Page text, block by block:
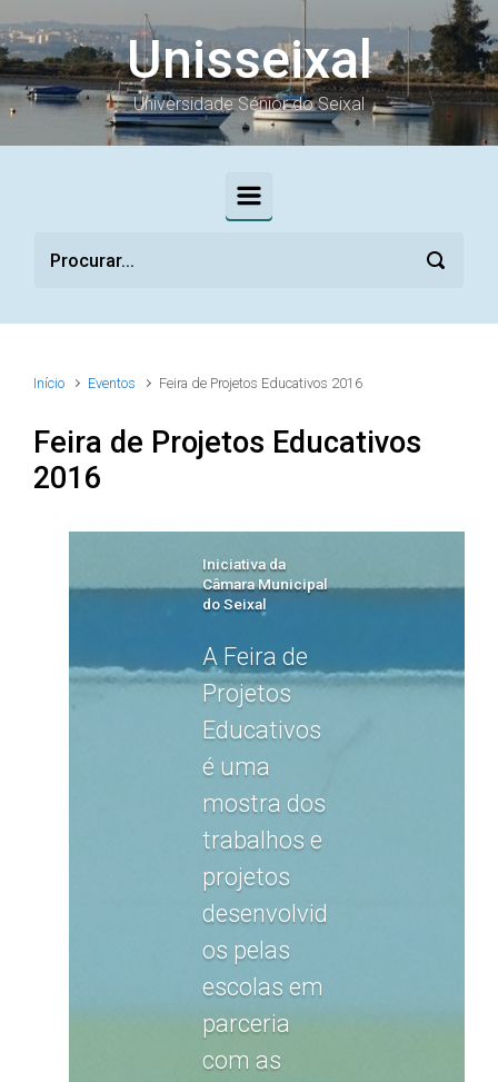
Skip to main content
Unisseixal
Universidade Sénior do Seixal
Início Eventos Feira de Projetos Educativos 2016
Feira de Projetos Educativos
2016
Iniciativa da
Câmara Municipal
do Seixal
A Feira de
Projetos
Educativos
é uma
mostra dos
trabalhos e
projetos
desenvolvid
os pelas
escolas em
parceria
com as